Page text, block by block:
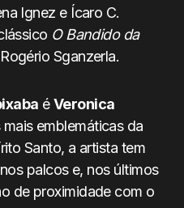
Ignez e Ícaro C.
O Bandido da
Sganzerla.
éVeronica
emblemáticas da
Santo, a artista tem
palcos e, nos últimos
de proximidade com o